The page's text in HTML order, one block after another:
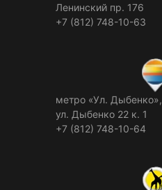
Ленинский пр. 176
+7 (812) 748-10-63
метро «Ул. Дыбенко»,
ул. Дыбенко 22 к. 1
+7 (812) 748-10-64